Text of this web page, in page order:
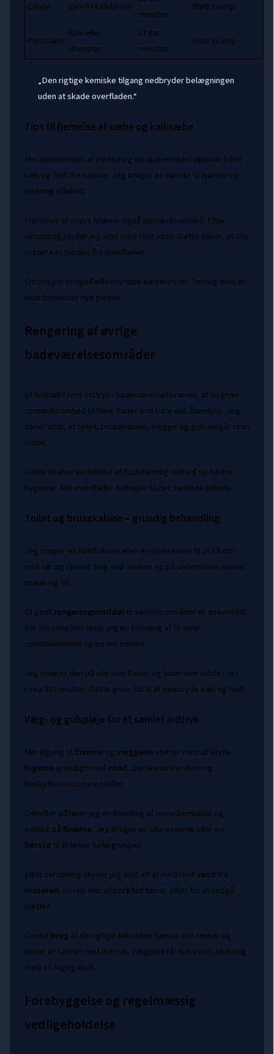
Emalje Syrefri kalkfjerner
minutter
Blød svamp
Porcelæn
Ajax eller
shampoo
Et par
minutter
Grov svamp
„Den rigtige kemiske tilgang nedbryder belægningen
uden at skade overfladen.“
Tips til fjernelse af sæbe og kalksæbe
Min kombination af eddike og opvaskemiddel opløser både
kalk og fedt fra sæben. Jeg bruger en børste til hjørner og
omkring afløbet.
Fjernelse af snavs kræver også opmærksomhed. Efter
skrubbing skyller jeg altid med rent vand. Dette sikrer, at alle
rester kan fjernes fra overfladen.
Citronsyre er også effektiv mod sæberester. Tørring med en
klud forhindrer nye pletter.
Rengøring af øvrige
badeværelsesområder
Et helstøbt rent indtryk i badeværelset kræver, at du giver
opmærksomhed til flere flader end bare det åbenlyse. Jeg
sikrer altid, at toilet, brusekabine, vægge og gulv indgår i min
rutine.
Dette skaber en følelse af fuldstændig renhed og bedre
hygiejne. Alle overflader bidrager til det samlede billede.
Toilet og brusekabine – grundig behandling
Jeg bruger en tandbørste eller en piberenser til at nå ind i
små rør og revner. Bag ved vasken og på undersiden samler
snavssig let.
Et godtrengøringsmiddel til sanitetsområder er essentielt.
For brusenichen laver jeg en blanding af to dele
opvaskemiddel og en del eddike.
Jeg smører den på alle overflader og lader den sidde i ro i
cirka 30 minutter. Dette giver tid til at nedbryde kalk og fedt.
Væg- og gulvpleje for et samlet indtryk
Min tilgang tilfliserneogvæggenestarter med at skylle
fugernegrundigt medvand. Dette mætter dem og
beskytter mod sure midler.
Derefter påfører jeg en blanding af opvaskemiddel og
eddike påfliserne. Jeg bruger en skuresvamp eller en
børstetil at løsne belægningen.
Efter skrubbing skyller jeg altid alt af med rentvand fra
bruseren. En ren mikrofiberklud tørrer efter for at undgå
pletter.
Denne brugaf de rigtige teknikker fjerner alle resterog
sikrer et samlet rent indtryk. Væggenefår kun et let aftørring
med en fugtig klud.
Forebyggelse og regelmæssig
vedligeholdelse